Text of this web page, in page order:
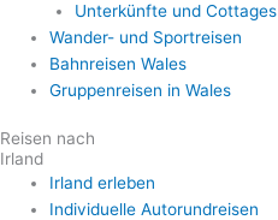
Unterkünfte und Cottages
Wander- und Sportreisen
Bahnreisen Wales
Gruppenreisen in Wales
Reisen nach
Irland
Irland erleben
Individuelle Autorundreisen